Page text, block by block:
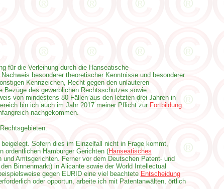
für die Verleihung durch die Hanseatische
besonderer theoretischer Kenntnisse und besonderer
Kennzeichen, Recht gegen den unlauteren
Bezüge des gewerblichen Rechtsschutzes sowie
von mindestens 80 Fällen aus den letzten drei Jahren in
bin ich auch im Jahr 2017 meiner Pflicht zur Fortbildung
nachgekommen.
Sofern dies im Einzelfall nicht in Frage kommt,
ordentlichen Hamburger Gerichten (Hanseatisches
Amtsgerichten. Ferner vor dem Deutschen Patent- und
Binnenmarkt) in Alicante sowie der World Intellectual
gegen EURID eine viel beachtete Entscheidung
oder opportun, arbeite ich mit Patentanwälten, örtlich